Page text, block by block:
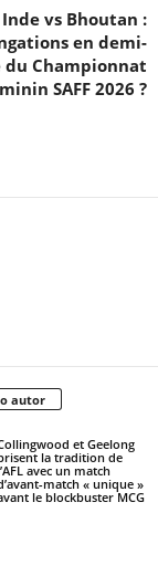
Inde vs Bhoutan :
en demi-
du Championnat
SAFF 2026 ?
autor
et Geelong
la tradition de
avec un match
match « unique »
le blockbuster MCG